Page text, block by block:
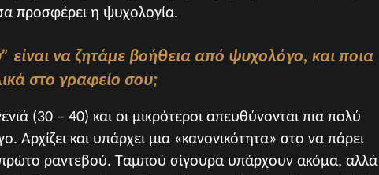
προσφέρει η ψυχολογία.
είναι να ζητάμε βοήθεια από ψυχολόγο, και ποια
στο γραφείο σου;
(30 – 40) και οι μικρότεροι απευθύνονται πια πολύ
Αρχίζει και υπάρχει μια «κανονικότητα» στο να πάρει
πρώτο ραντεβού. Ταμπού σίγουρα υπάρχουν ακόμα, αλλά